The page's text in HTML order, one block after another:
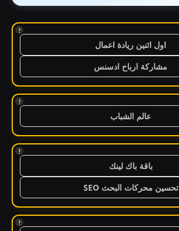
!
اول اثنين ريادة اعمال
مشاركة ارباح ادسنس
!
عالم الشباب
!
باقة باك لينك
تحسين محركات البحث SEO
!